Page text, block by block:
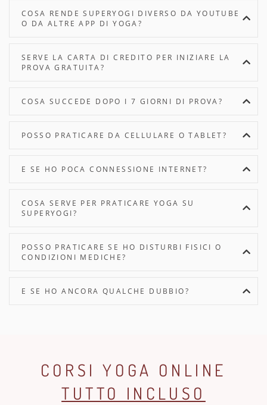
COSA RENDE SUPERYOGI DIVERSO DA YOUTUBE
O DA ALTRE APP DI YOGA?
SERVE LA CARTA DI CREDITO PER INIZIARE LA
PROVA GRATUITA?
COSA SUCCEDE DOPO I 7 GIORNI DI PROVA?
POSSO PRATICARE DA CELLULARE O TABLET?
E SE HO POCA CONNESSIONE INTERNET?
COSA SERVE PER PRATICARE YOGA SU
SUPERYOGI?
POSSO PRATICARE SE HO DISTURBI FISICI O
CONDIZIONI MEDICHE?
E SE HO ANCORA QUALCHE DUBBIO?
CORSI YOGA ONLINE
TUTTO INCLUSO